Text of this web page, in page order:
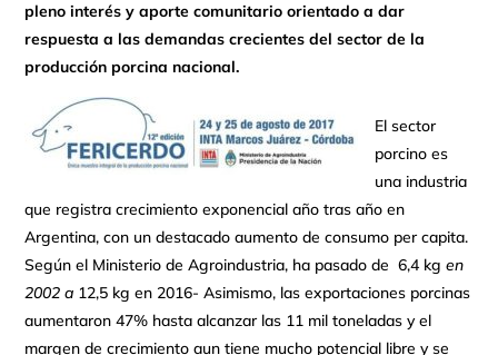
pleno interés y aporte comunitario orientado a dar
respuesta a las demandas crecientes del sector de la
producción porcina nacional.
El sector
porcino es
una industria
que registra crecimiento exponencial año tras año en
Argentina, con un destacado aumento de consumo per capita.
Según el Ministerio de Agroindustria, ha pasado de 6,4 kgen
2002 a 12,5 kg en 2016- Asimismo, las exportaciones porcinas
aumentaron 47% hasta alcanzar las 11 mil toneladas y el
margen de crecimiento aun tiene mucho potencial libre y se